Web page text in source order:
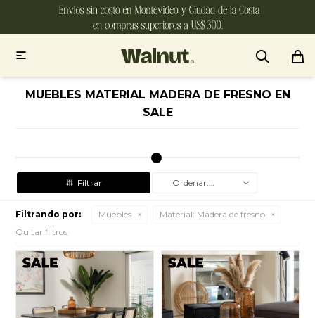

MUEBLES MATERIAL MADERA DE FRESNO EN
SALE
Recomendados
Filtrando por: Muebles Material: Madera de fresno
Quitar filtros